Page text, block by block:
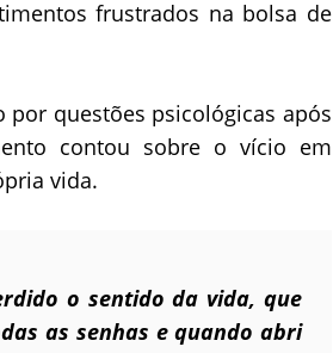
frustrados na bolsa de
por questões psicológicas após
contou sobre o vício em
vida.
o sentido da vida, que
as senhas e quando abri